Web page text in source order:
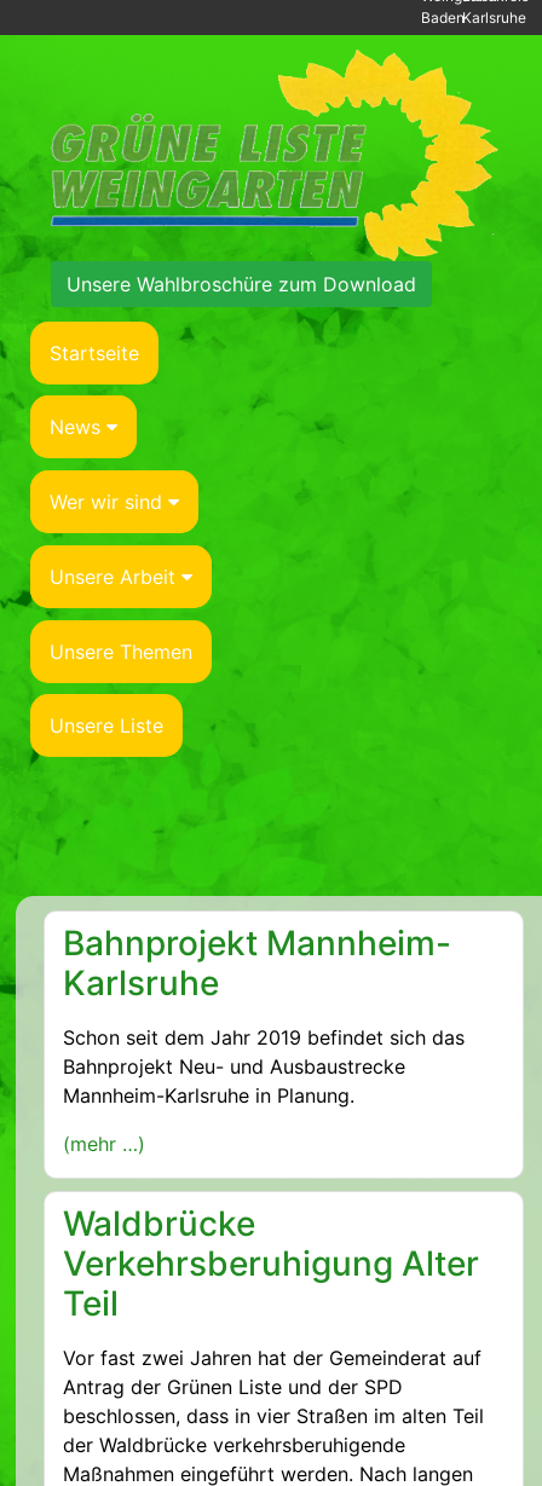
BadenKarlsruhe
Unsere Wahlbroschüre zum Download
Startseite
News
Wer wir sind
Unsere Arbeit
Unsere Themen
Unsere Liste
Bahnprojekt Mannheim-
Karlsruhe
Schon seit dem Jahr 2019 befindet sich das
Bahnprojekt Neu- und Ausbaustrecke
Mannheim-Karlsruhe in Planung.
(mehr …)
Waldbrücke
Verkehrsberuhigung Alter
Teil
Vor fast zwei Jahren hat der Gemeinderat auf
Antrag der Grünen Liste und der SPD
beschlossen, dass in vier Straßen im alten Teil
der Waldbrücke verkehrsberuhigende
Maßnahmen eingeführt werden. Nach langen